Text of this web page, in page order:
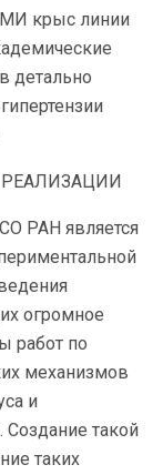
крыс линии
детально
РАН является
огромное
работ по
механизмов
и
Создание такой
таких